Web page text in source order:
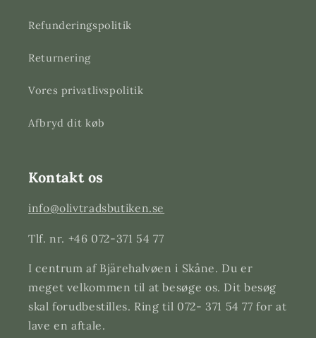
Refunderingspolitik
Returnering
Vores privatlivspolitik
Afbryd dit køb
Kontakt os
info@olivtradsbutiken.se
Tlf. nr. +46 072-371 54 77
I centrum af Bjärehalvøen i Skåne. Du er
meget velkommen til at besøge os. Dit besøg
skal forudbestilles. Ring til 072- 371 54 77 for at
lave en aftale.